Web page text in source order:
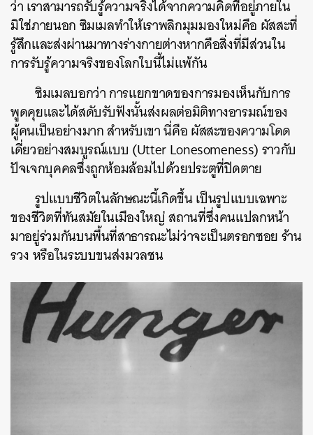
ว่า เราสามารถรับรู้ความจริงได้จากความคิดที่อยู่ภายใน
มิใช่ภายนอก ซิมเมลทำให้เราพลิกมุมมองใหม่คือ ผัสสะที่
รู้สึกและส่งผ่านมาทางร่างกายต่างหากคือสิ่งที่มีส่วนใน
การรับรู้ความจริงของโลกใบนี้ไม่แพ้กัน
ซิมเมลบอกว่า การแยกขาดของการมองเห็นกับการ
พูดคุยและได้สดับรับฟังนั้นส่งผลต่อมิติทางอารมณ์ของ
ผู้คนเป็นอย่างมาก สำหรับเขา นี่คือ ผัสสะของความโดด
เดี่ยวอย่างสมบูรณ์แบบ (Utter Lonesomeness) ราวกับ
ปัจเจกบุคคลซึ่งถูกห้อมล้อมไปด้วยประตูที่ปิดตาย
รูปแบบชีวิตในลักษณะนี้เกิดขึ้น เป็นรูปแบบเฉพาะ
ของชีวิตที่ทันสมัยในเมืองใหญ่ สถานที่ซึ่งคนแปลกหน้า
มาอยู่ร่วมกันบนพื้นที่สาธารณะไม่ว่าจะเป็นตรอกซอย ร้าน
รวง หรือในระบบขนส่งมวลชน